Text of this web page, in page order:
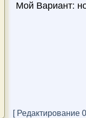
Мой Вариант:
[ Редактирование